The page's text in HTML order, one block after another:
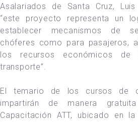
Asalariados de Santa Cruz,
“este proyecto representa un
establecer mecanismos de
chóferes como para pasajeros,
los recursos económicos de
transporte”.
El temario de los cursos de
impartirán de manera
Capacitación ATT, ubicado en